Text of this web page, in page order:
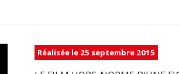
Réalisée le 25 septembre 2015